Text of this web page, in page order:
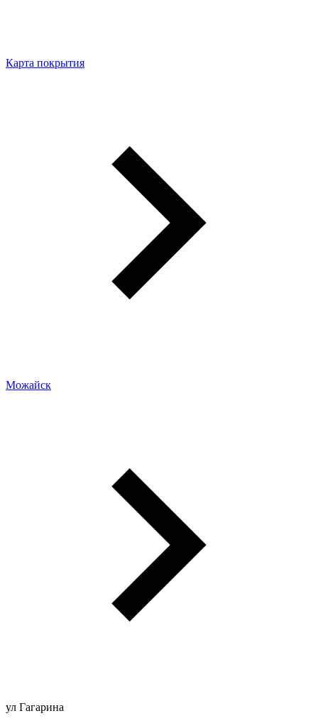
Карта покрытия
Можайск
ул Гагарина